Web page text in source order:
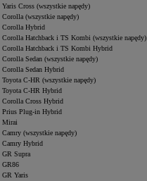
Yaris Cross (wszystkie napędy)
Corolla (wszystkie napędy)
Corolla Hybrid
Corolla Hatchback i TS Kombi (wszystkie napędy)
Corolla Hatchback i TS Kombi Hybrid
Corolla Sedan (wszystkie napędy)
Corolla Sedan Hybrid
Toyota C-HR (wszystkie napędy)
Toyota C-HR Hybrid
Corolla Cross Hybrid
Prius Plug-in Hybrid
Mirai
Camry (wszystkie napędy)
Camry Hybrid
GR Supra
GR86
GR Yaris